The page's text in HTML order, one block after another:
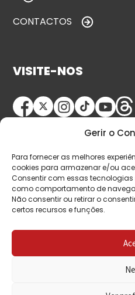
Gerir o
Para fornecer as melhores
cookies para armazenar e/ou
Consentir com essas
como comportamento de
Não consentir ou retirar o
certos recursos e funções.
CONTACTOS
VISITE-NOS
© Copyright 2026 Saída
direitos